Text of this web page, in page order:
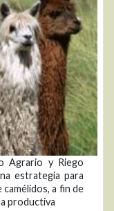
Agrario y Riego
estrategia para
camélidos, a fin de
productiva